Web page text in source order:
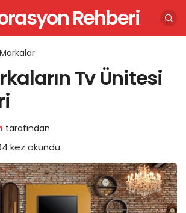
Rehberi
Tv Ünitesi
tarafından
kez okundu